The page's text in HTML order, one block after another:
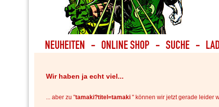
Wir haben ja echt viel...
... aber zu "tamaki?titel=tamaki " können wir jetzt gerade leider